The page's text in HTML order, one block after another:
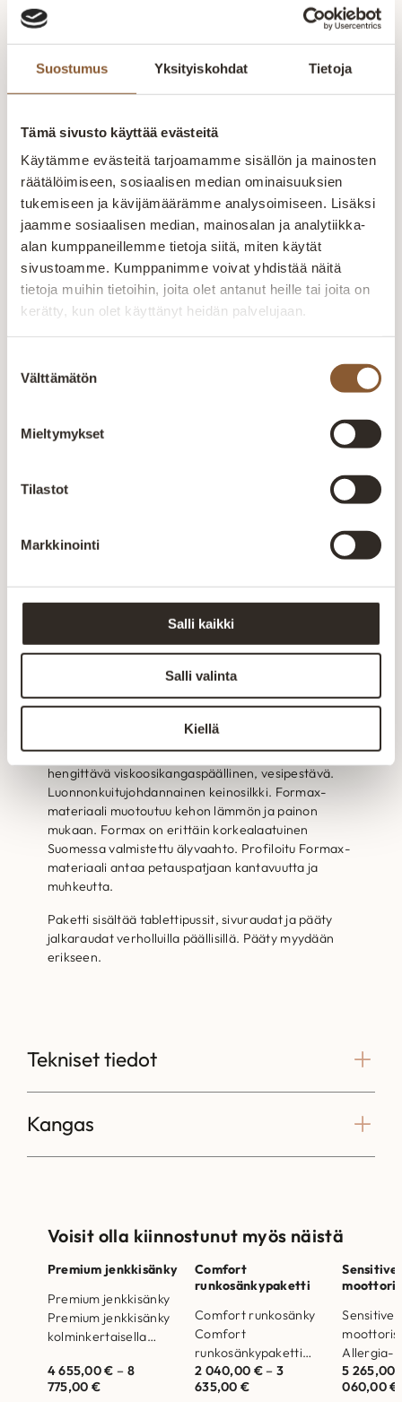
Suostumus Yksityiskohdat Tietoja
Tämä sivusto käyttää evästeitä
Käytämme evästeitä tarjoamamme sisällön ja mainosten
räätälöimiseen, sosiaalisen median ominaisuuksien
tukemiseen ja kävijämäärämme analysoimiseen. Lisäksi
jaamme sosiaalisen median, mainosalan ja analytiikka-
alan kumppaneillemme tietoja siitä, miten käytät
sivustoamme. Kumppanimme voivat yhdistää näitä
tietoja muihin tietoihin, joita olet antanut heille tai joita on
kerätty, kun olet käyttänyt heidän palvelujaan.
valinta
Välttämätön
Mieltymykset
Tilastot
Markkinointi
Salli kaikki
Salli valinta
Kiellä
Bed Control™ -sovellus on kehitetty LINAK®-
moottoreilla ja LINAK Bluetooth® -sovittimella tai
TWINDRIVE® TD4/TD5-järjestelmällä varustettujen
kotisänkyjen säätämiseen. Sovellus sisältää samat
älypuhelimella. Käyttäjän on helppo asentaa sovellus
vaiheittain etenevän opastuksen avulla. Sovelluksen
grafiikka muuttuu siihen yhdistetyn tuotteen
mukaisesti. Kun sovellus on yhdistetty TD5
Advanced -moottoriin, näytössä näkyy neljä
muistipaikkaa.
Saksalainen yksittäispakattu pussijousitus, joka
mukautuu täysin vartalon pituuden ja painon mukaan
antaen pintapehmeyttä ja tukevuutta samaan
aikaan. Tasainen painojakauma kaikkialla
Pakettiin on valittavissa suosituimmista
Sensitive petauspatja ERX40, 7/9cm.
Profiloitu erikoiskylmävaahtomuovi, pitkäikäinen ja
kimmoisa.Kovuusasteelta pehmeä Sensitive -
Allergia-, iho- ja astmaliiton kanssa, ja ne täyttävät
kaikki petauspatjalle asetetut vaativat kriteerit.
laatua arvostaville nukkujille. -Erittäin hengittävä
ERX 40 kg erikoiskylmävaahtomuovi.
Profiloitu Formax, kestävä ja
orofiloitu Formax 65kg Lämmön ja painon mukaan
muotoutuva viscoelastinen erikoistäyte Erittäin
hengittävä viskoosikangaspäällinen, vesipestävä.
Luonnonkuitujohdannainen keinosilkki. Formax-
materiaali muotoutuu kehon lämmön ja painon
mukaan. Formax on erittäin korkealaatuinen
Suomessa valmistettu älyvaahto. Profiloitu Formax-
materiaali antaa petauspatjaan kantavuutta ja
muhkeutta.
Paketti sisältää tablettipussit, sivuraudat ja pääty
jalkaraudat verholluilla päällisillä. Pääty myydään
erikseen.
Tekniset tiedot
Kangas
Voisit olla kiinnostunut myös näistä
Premium jenkkisänky
Premium jenkkisänky
Premium jenkkisänky
kolminkertaisella
kääntöpatjoilla.
Valmistettu Suomessa.
4 655,00€ – 8
775,00 €
Comfort
runkosänkypaketti
Comfort runkosänky
Comfort
runkosänkypaketti
tarjoaa mukavuutta
laadukkaalla
2 040,00 €– 3
635,00 €
Sensitive
Sensitive
Allergia-
Sensitive
5 265,00
060,00€